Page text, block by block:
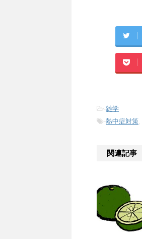
-雑学
-熱中症対策,
関連記事